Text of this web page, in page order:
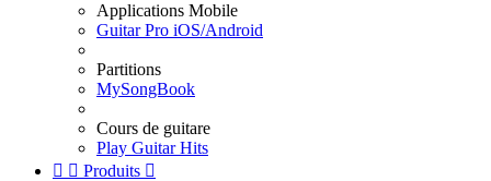
Applications Mobile
Guitar Pro iOS/Android
Partitions
MySongBook
Cours de guitare
Play Guitar Hits
  Produits 